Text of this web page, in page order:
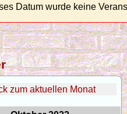
Datum wurde keine
zum aktuellen Monat